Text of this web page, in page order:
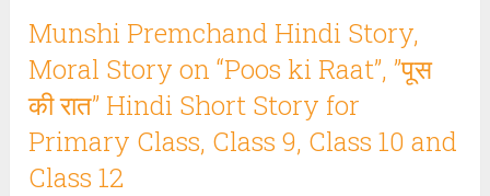
Munshi Premchand Hindi Story,
Moral Story on “Poos ki Raat”, ”पूस
की रात” Hindi Short Story for
Primary Class, Class 9, Class 10 and
Class 12